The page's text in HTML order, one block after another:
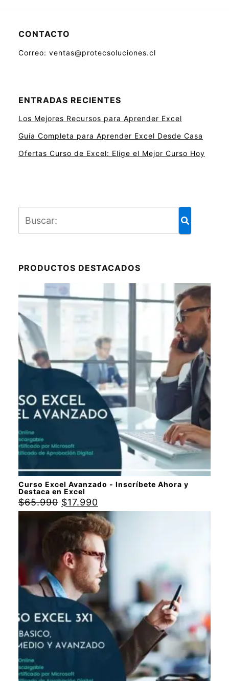
CONTACTO
Correo: ventas@protecsoluciones.cl
ENTRADAS RECIENTES
Los Mejores Recursos para Aprender Excel
Guía Completa para Aprender Excel Desde Casa
Ofertas Curso de Excel: Elige el Mejor Curso Hoy
PRODUCTOS DESTACADOS
Curso Excel Avanzado - Inscríbete Ahora y
Destaca en Excel
$65.990 $17.990